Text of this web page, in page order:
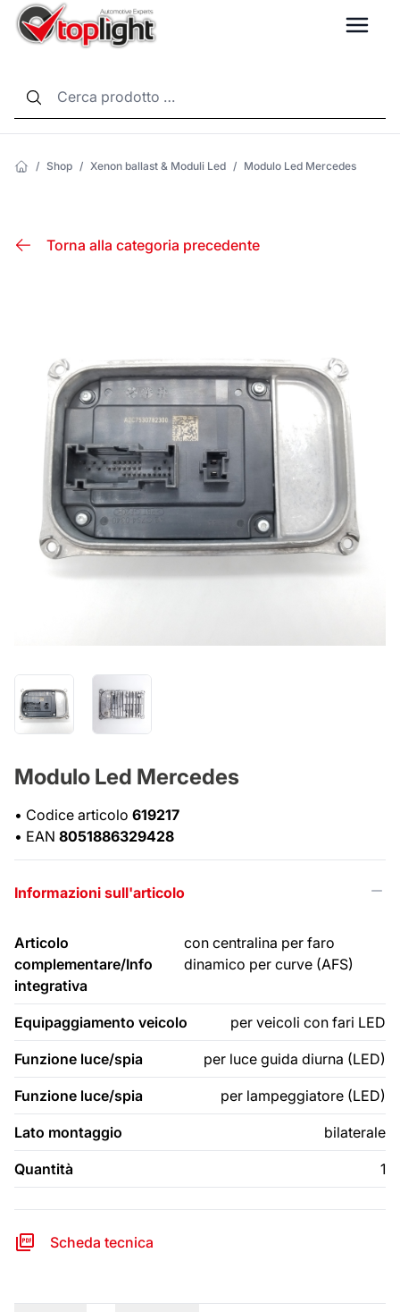
/ Shop / Xenon ballast & Moduli Led / Modulo Led Mercedes
Torna alla categoria precedente
Modulo Led Mercedes
• Codice articolo 619217
• EAN 8051886329428
Informazioni sull'articolo
Articolo
complementare/Info
integrativa
con centralina per faro
dinamico per curve (AFS)
Equipaggiamento veicolo per veicoli con fari LED
Funzione luce/spia per luce guida diurna (LED)
Funzione luce/spia per lampeggiatore (LED)
Lato montaggio bilaterale
Quantità 1
Scheda tecnica